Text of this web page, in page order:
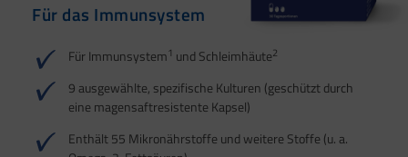
Für das Immunsystem
Für Immunsystem1 und Schleimhäute2
9 ausgewählte, spezifische Kulturen (geschützt durch
eine magensaftresistente Kapsel)
Enthält 55 Mikronährstoffe und weitere Stoffe (u. a.
Für Haut, Haare und
4
Für Ihre natürliche